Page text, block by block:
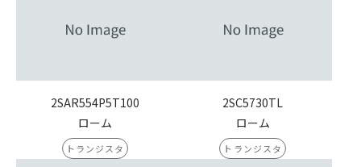
2SAR554P5T100
ローム
トランジスタ
2SC5730TL
ローム
トランジスタ